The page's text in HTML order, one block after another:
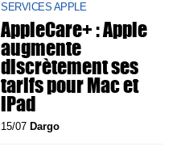
SERVICES APPLE
AppleCare+ : Apple
augmente
discrètement ses
tarifs pour Mac et
iPad
15/07 Dargo